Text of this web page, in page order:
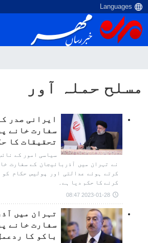
مسلح حملہ آور
ایرانی صدر
سفارت خانے
تحقیقات کا
سیاسی امور کے
نے تہران میں آذربائیجان کے سفارت
کرتے ہوئے عدالتی اور پولیس حکام
کرنے کا حکم دیا ہے۔
2023-01-28 08:47
تہران میں
سفارت خانے
باکو کا